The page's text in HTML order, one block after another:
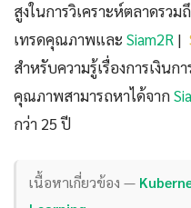
สูงในการวิเคราะห์ตลาดรวม
เทรดคุณภาพและ Siam2R |
สำหรับความรู้เรื่องการเงิน
คุณภาพสามารถหาได้จาก
กว่า 25 ปี
เนื้อหาเกี่ยวข้อง —